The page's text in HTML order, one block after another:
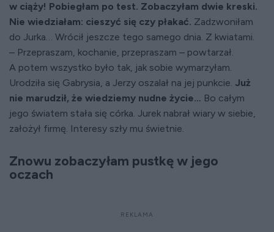
w ciąży! Pobiegłam po test. Zobaczyłam dwie kreski.
Nie wiedziałam: cieszyć się czy płakać. Zadzwoniłam
do Jurka… Wrócił jeszcze tego samego dnia. Z kwiatami.
– Przepraszam, kochanie, przepraszam – powtarzał.
A potem wszystko było tak, jak sobie wymarzyłam.
Urodziła się Gabrysia, a Jerzy oszalał na jej punkcie. Już
nie marudził, że wiedziemy nudne życie… Bo całym
jego światem stała się córka. Jurek nabrał wiary w siebie,
założył firmę. Interesy szły mu świetnie.
Znowu zobaczyłam pustkę w jego
oczach